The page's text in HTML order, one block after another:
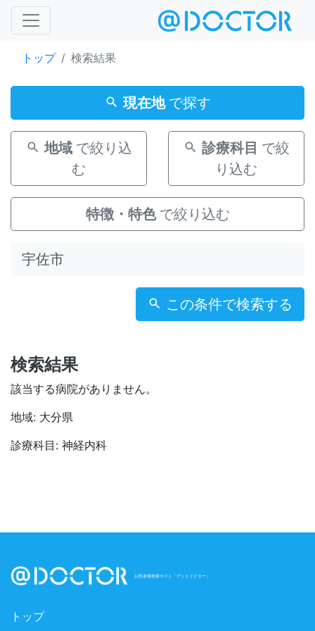
トップ 検索結果
現在地 で探す
地域 で絞り込
む
診療科目 で絞
り込む
特徴・特色 で絞り込む
この条件で検索する
検索結果
該当する病院がありません。
地域: 大分県
診療科目: 神経内科
お医者様検索サイト「アットドクター」
トップ